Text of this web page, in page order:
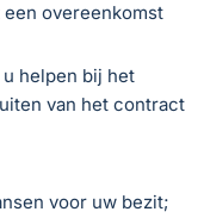
overeenkomst
helpen bij het
van het contract
voor uw bezit;